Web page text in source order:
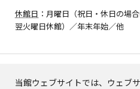
当館ウェブサイトでは、ウェブ
休館日 ：月曜日（祝日・休日の場合
翌火曜日休館）／年末年始／他
プレスの方へ